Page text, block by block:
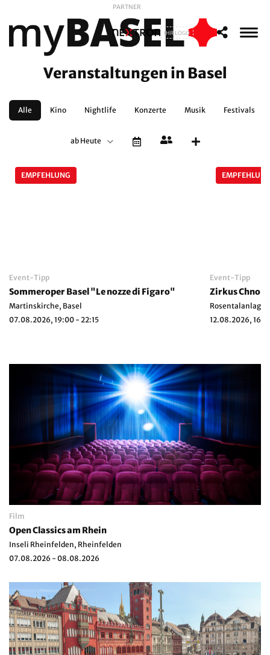
PARTNER
IHR LOGO
Veranstaltungen in Basel
Alle Kino Nightlife Konzerte Musik Festivals
ab Heute
EMPFEHLUNG
Event-Tipp
Sommeroper Basel "Le nozze di Figaro"
Martinskirche, Basel
07.08.2026, 19:00 - 22:15
Event-Tipp
Rosentalanlage,
12.08.2026,
Film
Open Classics am Rhein
Inseli Rheinfelden, Rheinfelden
07.08.2026 - 08.08.2026